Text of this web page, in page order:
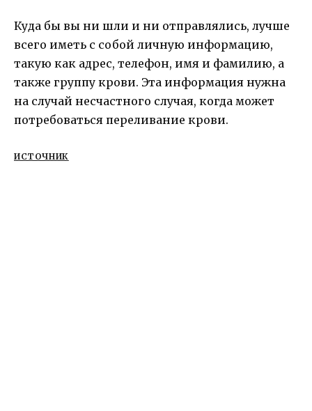
Куда бы вы ни шли и ни отправлялись, лучше
всего иметь с собой личную информацию,
такую как адрес, телефон, имя и фамилию, а
также группу крови. Эта информация нужна
на случай несчастного случая, когда может
потребоваться переливание крови.
ИСТОЧНИК